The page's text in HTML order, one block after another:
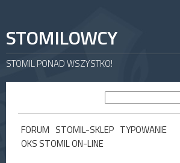
STOMILOWCY
STOMIL PONAD WSZYSTKO!
FORUM STOMIL-SKLEP TYPOWANIE
OKS STOMIL ON-LINE